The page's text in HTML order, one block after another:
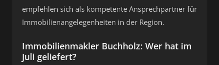
empfehlen sich als kompetente Ansprechpartner für
Immobilienangelegenheiten in der Region.
Immobilienmakler Buchholz: Wer hat im
Juli geliefert?